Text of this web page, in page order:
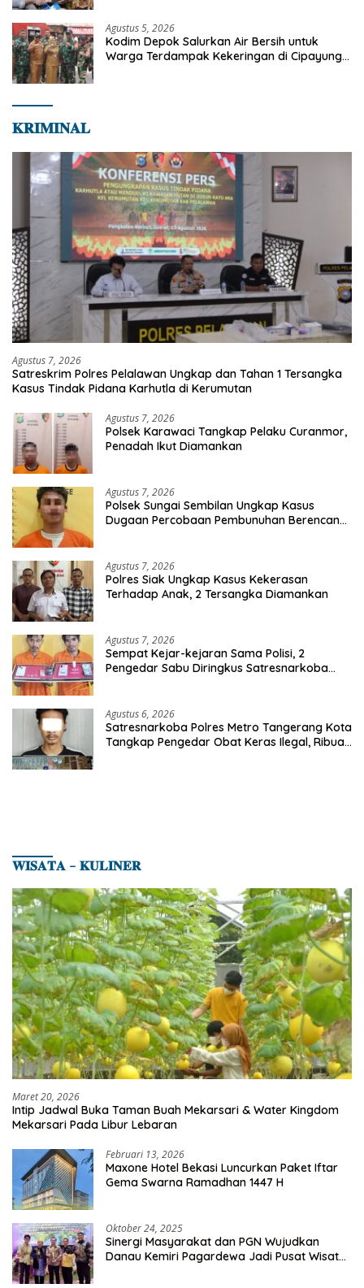
Agustus 5, 2026
Kodim Depok Salurkan Air Bersih untuk
Warga Terdampak Kekeringan di Cipayung
𝐊𝐑𝐈𝐌𝐈𝐍𝐀𝐋
Agustus 7, 2026
Satreskrim Polres Pelalawan Ungkap dan Tahan 1 Tersangka
Kasus Tindak Pidana Karhutla di Kerumutan
Agustus 7, 2026
Polsek Karawaci Tangkap Pelaku Curanmor,
Penadah Ikut Diamankan
Agustus 7, 2026
Polsek Sungai Sembilan Ungkap Kasus
Dugaan Percobaan Pembunuhan Berencana,
Agustus 7, 2026
Polres Siak Ungkap Kasus Kekerasan
Terhadap Anak, 2 Tersangka Diamankan
Agustus 7, 2026
Sempat Kejar-kejaran Sama Polisi, 2
Pengedar Sabu Diringkus Satresnarkoba
Agustus 6, 2026
Satresnarkoba Polres Metro Tangerang Kota
Tangkap Pengedar Obat Keras Ilegal, Ribuan
𝐖𝐈𝐒𝐀𝐓𝐀 – 𝐊𝐔𝐋𝐈𝐍𝐄𝐑
Maret 20, 2026
Intip Jadwal Buka Taman Buah Mekarsari & Water Kingdom
Mekarsari Pada Libur Lebaran
Februari 13, 2026
Maxone Hotel Bekasi Luncurkan Paket Iftar
Gema Swarna Ramadhan 1447 H
Oktober 24, 2025
Sinergi Masyarakat dan PGN Wujudkan
Danau Kemiri Pagardewa Jadi Pusat Wisata